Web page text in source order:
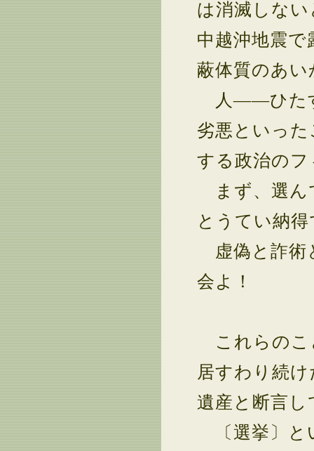
は消滅しな
中越沖地震
蔽体質のあ
人――ひたす
劣悪といっ
する政治の
まず、選ん
とうてい納
虚偽と詐術
会よ！
これらのこ
居すわり続
遺産と断言
〔選挙〕と